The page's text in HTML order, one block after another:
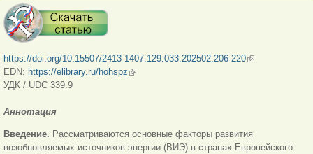
https://doi.org/10.15507/2413-1407.129.033.202502.206-220(внешняя
EDN: https://elibrary.ru/hohspz (внешняя ссылка)
УДК / UDC 339.9
Аннотация
Введение. Рассматриваются основные факторы развития
возобновляемых источников энергии (ВИЭ) в странах Европейского